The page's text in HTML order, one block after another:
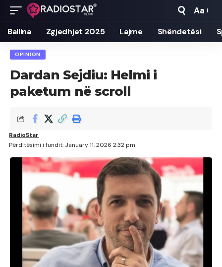
Font
Resizer
Aa
Ballina Zgjedhjet 2025 Lajme Shëndetësi
OPINION
Dardan Sejdiu: Helmi i
paketum në scroll
Përditësimi i fundit: January 11, 2026 2:32 pm
RadioStar